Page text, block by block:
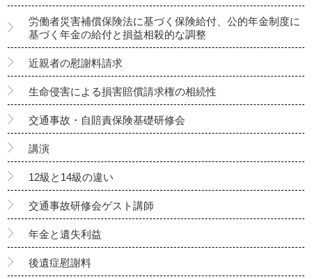
労働者災害補償保険法に基づく保険給付、公的年金制度に
基づく年金の給付と損益相殺的な調整
近親者の慰謝料請求
生命侵害による損害賠償請求権の相続性
交通事故・自賠責保険基礎研修会
講演
12級と14級の違い
交通事故研修会ゲスト講師
年金と遺失利益
後遺症慰謝料